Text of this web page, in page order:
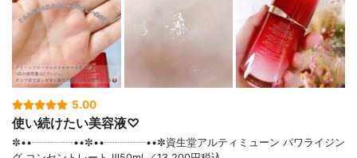
5.00
使い続けたい美容液♡
✼••┈┈┈┈••✼••┈┈┈┈••✼資生堂アルティミューン パワライジン